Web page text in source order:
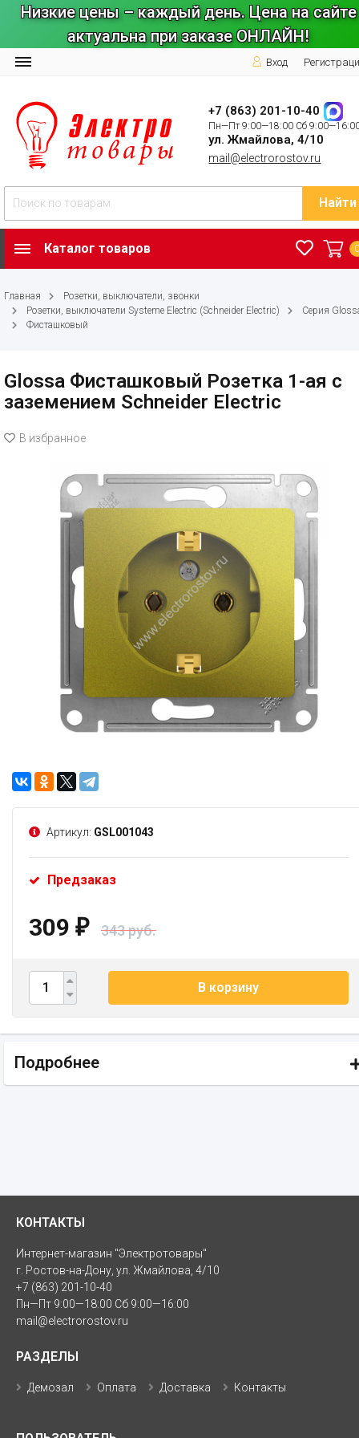
Низкие цены – каждый день. Цена на сайте
актуальна при заказе ОНЛАЙН!
Вход
+7 (863) 201-10-40
Пн—Пт 9:00—18:00 Сб
ул. Жмайлова, 4/10
mail@electrorostov.ru
Найти
Каталог товаров
Главная
Розетки, выключатели, звонки
Розетки, выключатели Systeme Electric (Schneider Electric)
Серия
Фисташковый
Glossa Фисташковый Розетка 1-ая с
заземением Schneider Electric
В избранное
Артикул: GSL001043
Предзаказ
309 ₽ 343 руб.
В корзину
Подробнее
КОНТАКТЫ
Интернет-магазин "Электротовары"
г. Ростов-на-Дону, ул. Жмайлова, 4/10
+7 (863) 201-10-40
Пн—Пт 9:00—18:00 Сб 9:00—16:00
mail@electrorostov.ru
РАЗДЕЛЫ
Демозал Оплата Доставка Контакты